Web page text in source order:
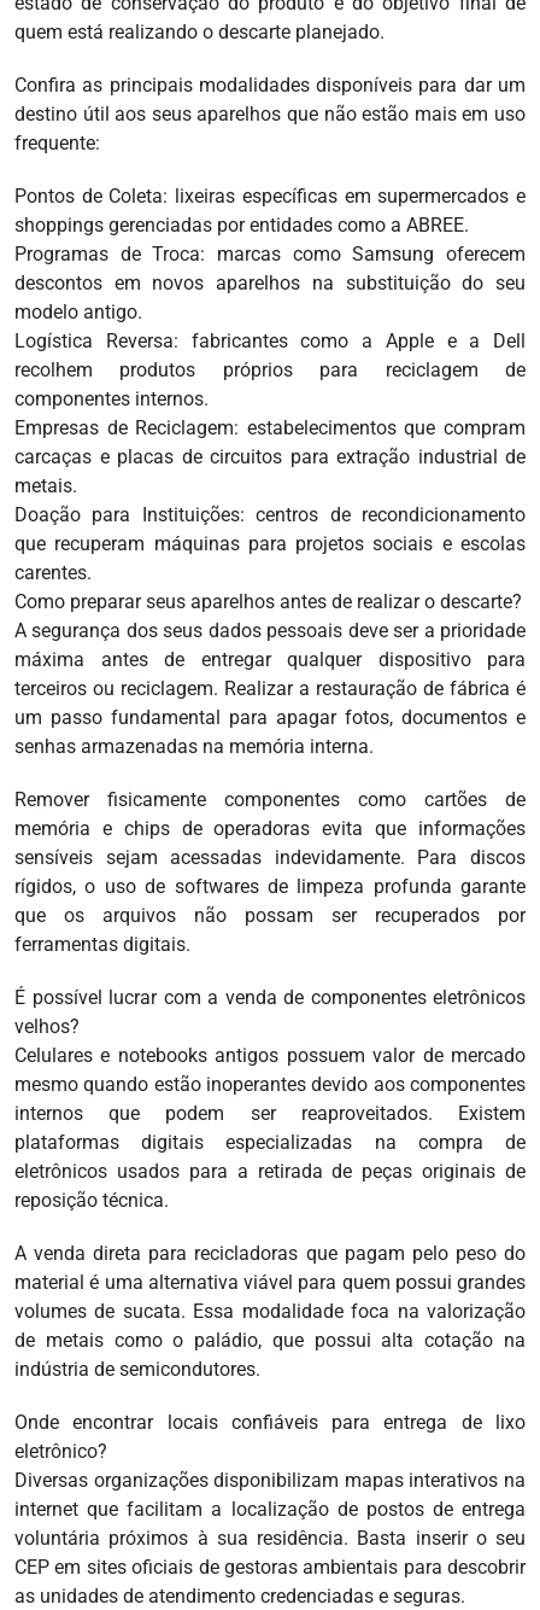
quem está realizando o descarte planejado.
Confira as principais modalidades disponíveis para dar um
destino útil aos seus aparelhos que não estão mais em uso
frequente:
Pontos de Coleta: lixeiras específicas em supermercados e
shoppings gerenciadas por entidades como a ABREE.
Programas de Troca: marcas como Samsung oferecem
descontos em novos aparelhos na substituição do seu
modelo antigo.
Logística Reversa: fabricantes como a Apple e a Dell
recolhem produtos próprios para reciclagem de
componentes internos.
Empresas de Reciclagem: estabelecimentos que compram
carcaças e placas de circuitos para extração industrial de
metais.
Doação para Instituições: centros de recondicionamento
que recuperam máquinas para projetos sociais e escolas
carentes.
Como preparar seus aparelhos antes de realizar o descarte?
A segurança dos seus dados pessoais deve ser a prioridade
máxima antes de entregar qualquer dispositivo para
terceiros ou reciclagem. Realizar a restauração de fábrica é
um passo fundamental para apagar fotos, documentos e
senhas armazenadas na memória interna.
Remover fisicamente componentes como cartões de
memória e chips de operadoras evita que informações
sensíveis sejam acessadas indevidamente. Para discos
rígidos, o uso de softwares de limpeza profunda garante
que os arquivos não possam ser recuperados por
ferramentas digitais.
É possível lucrar com a venda de componentes eletrônicos
velhos?
Celulares e notebooks antigos possuem valor de mercado
mesmo quando estão inoperantes devido aos componentes
internos que podem ser reaproveitados. Existem
plataformas digitais especializadas na compra de
eletrônicos usados para a retirada de peças originais de
reposição técnica.
A venda direta para recicladoras que pagam pelo peso do
material é uma alternativa viável para quem possui grandes
volumes de sucata. Essa modalidade foca na valorização
de metais como o paládio, que possui alta cotação na
indústria de semicondutores.
Onde encontrar locais confiáveis para entrega de lixo
eletrônico?
Diversas organizações disponibilizam mapas interativos na
internet que facilitam a localização de postos de entrega
voluntária próximos à sua residência. Basta inserir o seu
CEP em sites oficiais de gestoras ambientais para descobrir
as unidades de atendimento credenciadas e seguras.